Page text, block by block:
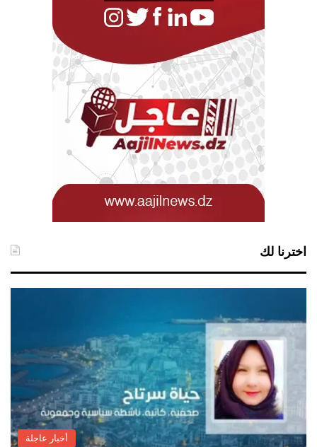
اخترنا لك
أخبار عاجلة